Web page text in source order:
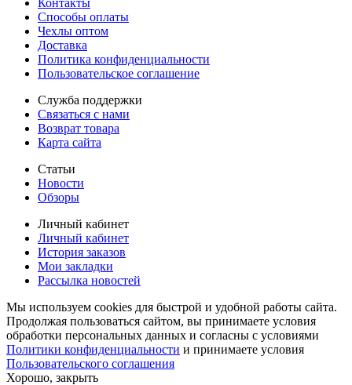
Контакты
Способы оплаты
Чехлы оптом
Доставка
Политика конфиденциальности
Пользовательское соглашение
Служба поддержки
Связаться с нами
Возврат товара
Карта сайта
Статьи
Новости
Обзоры
Личный кабинет
Личный кабинет
История заказов
Мои закладки
Рассылка новостей
Мы используем cookies для быстрой и удобной работы сайта.
Продолжая пользоваться сайтом, вы принимаете условия
обработки персональных данных и согласны с условиями
Политики конфиденциальности и принимаете условия
Пользовательского соглашения
Хорошо, закрыть